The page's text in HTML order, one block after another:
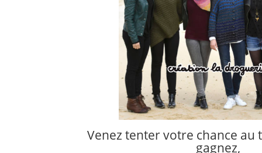
Venez tenter votre chance au
gagnez,